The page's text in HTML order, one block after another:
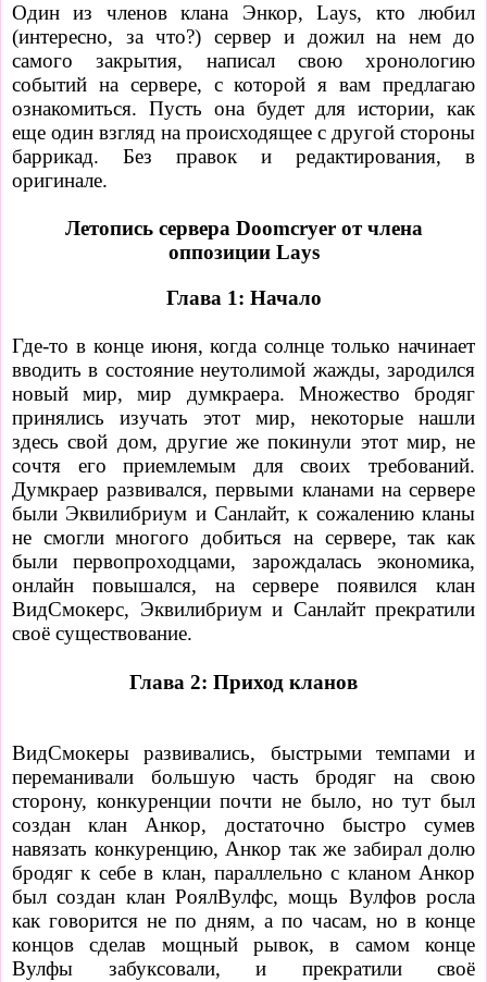
Один из членов клана Энкор, Lays, кто любил
(интересно, за что?) сервер и дожил на нем до
самого закрытия, написал свою хронологию
событий на сервере, с которой я вам предлагаю
ознакомиться. Пусть она будет для истории, как
еще один взгляд на происходящее с другой стороны
баррикад. Без правок и редактирования, в
оригинале.
Летопись сервера Doomcryer от члена
оппозиции Lays
Глава 1: Начало
Где-то в конце июня, когда солнце только начинает
вводить в состояние неутолимой жажды, зародился
новый мир, мир думкраера. Множество бродяг
принялись изучать этот мир, некоторые нашли
здесь свой дом, другие же покинули этот мир, не
сочтя его приемлемым для своих требований.
Думкраер развивался, первыми кланами на сервере
были Эквилибриум и Санлайт, к сожалению кланы
не смогли многого добиться на сервере, так как
были первопроходцами, зарождалась экономика,
онлайн повышался, на сервере появился клан
ВидСмокерс, Эквилибриум и Санлайт прекратили
своё существование.
Глава 2: Приход кланов
ВидСмокеры развивались, быстрыми темпами и
переманивали большую часть бродяг на свою
сторону, конкуренции почти не было, но тут был
создан клан Анкор, достаточно быстро сумев
навязать конкуренцию, Анкор так же забирал долю
бродяг к себе в клан, параллельно с кланом Анкор
был создан клан РоялВулфс, мощь Вулфов росла
как говорится не по дням, а по часам, но в конце
концов сделав мощный рывок, в самом конце
Вулфы забуксовали, и прекратили своё